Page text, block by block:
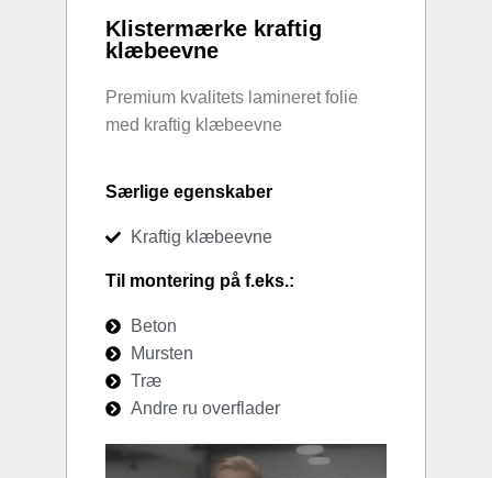
Klistermærke kraftig
klæbeevne
Premium kvalitets lamineret folie
med kraftig klæbeevne
Særlige egenskaber
Kraftig klæbeevne
Til montering på f.eks.:
Beton
Mursten
Træ
Andre ru overflader